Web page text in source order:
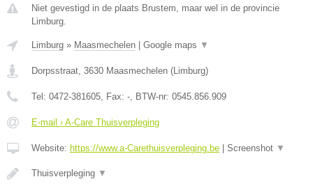
Niet gevestigd in de plaats Brustem, maar wel in de provincie
Limburg.
Limburg » Maasmechelen Google maps ▼
Dorpsstraat, 3630 Maasmechelen (Limburg)
Tel: 0472-381605, Fax: -, BTW-nr: 0545.856.909
E-mail › A-Care Thuisverpleging
Website: https://www.a-Carethuisverpleging.be Screenshot ▼
Thuisverpleging ▼